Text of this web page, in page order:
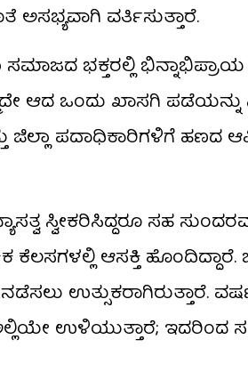
ಅಸಭ್ಯವಾಗಿ ವರ್ತಿಸುತ್ತಾರೆ.
ಭಕ್ತರಲ್ಲಿ
ಆದ ಒಂದು ಖಾಸಗಿ
ಜಿಲ್ಲಾ ಪದಾಧಿಕಾರಿಗಳಿಗೆ
ಸ್ವೀಕರಿಸಿದ್ದರೂ ಸಹ
ಕೆಲಸಗಳಲ್ಲಿ ಆಸಕ್ತಿ
ಉತ್ಸುಕರಾಗಿರುತ್ತಾರೆ.
ಉಳಿಯುತ್ತಾರೆ; ಇದರಿಂದ